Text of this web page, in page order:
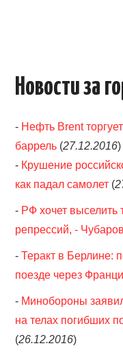
Новости за
- Нефть Brent
баррель (27.12.2016)
- Крушение
как падал самолет (
- РФ хочет выселить
репрессий, - Чубаров
-Теракт в Берлине:
поезде через
- Минобороны
на телах погибших
(26.12.2016)